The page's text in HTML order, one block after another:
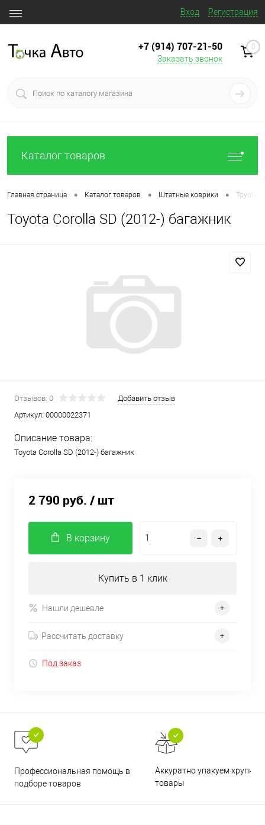
Вход Регистрация
+7 (914) 707‒21‒50
Заказать звонок
0
Каталог товаров
Главная страница • Каталог товаров • Штатные коврики • Toyota
Toyota Corolla SD (2012-) багажник
Отзывов: 0
Добавить отзыв
Артикул: 00000022371
Описание товара:
Toyota Corolla SD (2012-) багажник
2 790 руб. / шт
В корзину
Купить в 1 клик
Нашли дешевле
Рассчитать доставку
Под заказ
Профессиональная помощь в
подборе товаров
Аккуратно упакуем хрупкие
товары